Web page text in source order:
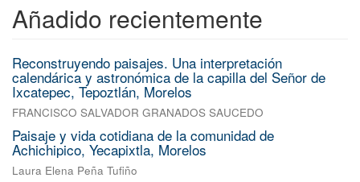
Añadido recientemente
Reconstruyendo paisajes. Una interpretación
calendárica y astronómica de la capilla del Señor de
Ixcatepec, Tepoztlán, Morelos
FRANCISCO SALVADOR GRANADOS SAUCEDO
Paisaje y vida cotidiana de la comunidad de
Achichipico, Yecapixtla, Morelos
Laura Elena Peña Tufiño